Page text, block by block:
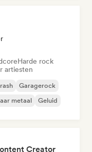
Harde rock
artiesten
Garagerock
metaal Geluid
Creator